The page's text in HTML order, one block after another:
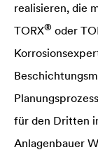
realisieren, die
TORX® oder
für den Dritten
Anlagenbauer